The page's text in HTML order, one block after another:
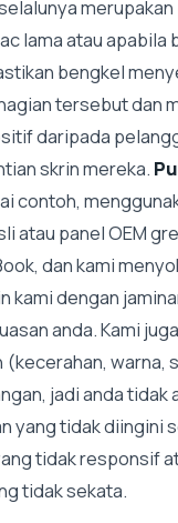
lama atau apabila
bengkel
tersebut dan
daripada
skrin mereka.
contoh,
atau panel OEM
dan kami
kami dengan
anda. Kami
(kecerahan, warna,
jadi anda tidak
yang tidak diingini
tidak responsif
tidak sekata.